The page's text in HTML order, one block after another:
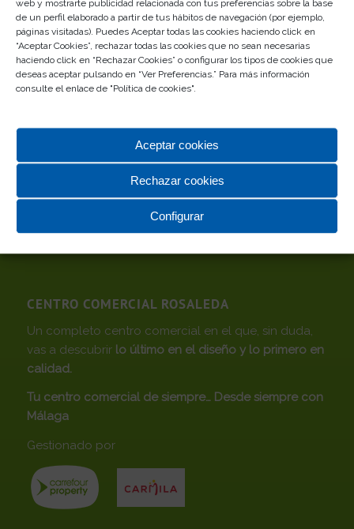
web y mostrarte publicidad relacionada con tus preferencias sobre la base
de un perfil elaborado a partir de tus hábitos de navegación (por ejemplo,
páginas visitadas). Puedes Aceptar todas las cookies haciendo click en
“Aceptar Cookies”, rechazar todas las cookies que no sean necesarias
haciendo click en “Rechazar Cookies” o configurar los tipos de cookies que
deseas aceptar pulsando en “Ver Preferencias.” Para más información
consulte el enlace de "Política de cookies".
Aceptar cookies
Rechazar cookies
Configurar
08/07/2026
Verano Disfrutón: jueves de juerga
07/07/2026
Participa en el II Concurso de Abanicos
03/07/2026
01/07/2026
CENTRO COMERCIAL ROSALEDA
Un completo centro comercial en el que, sin duda,
vas a descubrir lo último en el diseño y lo primero en
calidad.
Tu centro comercial de siempre… Desde siempre con
Málaga
Gestionado por